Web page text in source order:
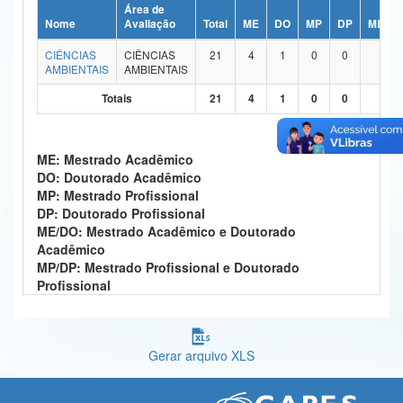
Ministério da Ciência, Tecnologia, Inovações e Comunicações
Ministério do Meio Ambiente
Ministério do Turismo
Controladoria-Geral da União
Ministério da Mulher, da Família e dos Direitos Humanos
Secretaria-Geral
Secretaria de Governo
Banco Central do Brasil
Nome
Área de
Avaliação
Total ME DO MP DP
ME/DO
CIÊNCIAS
AMBIENTAIS
CIÊNCIAS
AMBIENTAIS
21 4 1 0 0
Totais 21 4 1 0 0
ME: Mestrado Acadêmico
DO: Doutorado Acadêmico
MP: Mestrado Profissional
DP: Doutorado Profissional
ME/DO: Mestrado Acadêmico e Doutorado
Acadêmico
MP/DP: Mestrado Profissional e Doutorado
Profissional
Gerar arquivo XLS